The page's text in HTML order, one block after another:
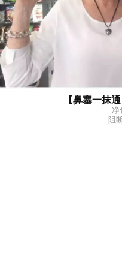
【鼻塞一抹
净
阻